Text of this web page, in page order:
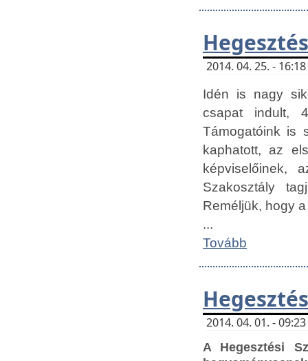
2014. 04. 25. -
Idén is nagy
csapat indult,
Támogatóink is
kaphatott, az
képviselőinek,
Szakosztály
Reméljük, hogy
...
Tovább
2014. 04. 01. -
A Hegesztési